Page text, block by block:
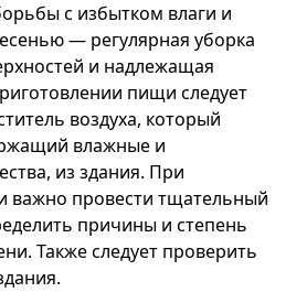
с избытком влаги и
— регулярная уборка
и надлежащая
пищи следует
воздуха, который
влажные и
из здания. При
важно провести тщательный
причины и степень
Также следует проверить